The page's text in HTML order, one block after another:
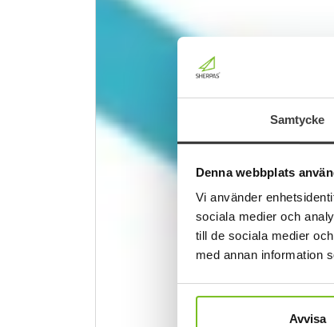
Samtycke
Denna webbplats
Vi använder
sociala medier och
till de sociala medier
med annan information
Avvisa